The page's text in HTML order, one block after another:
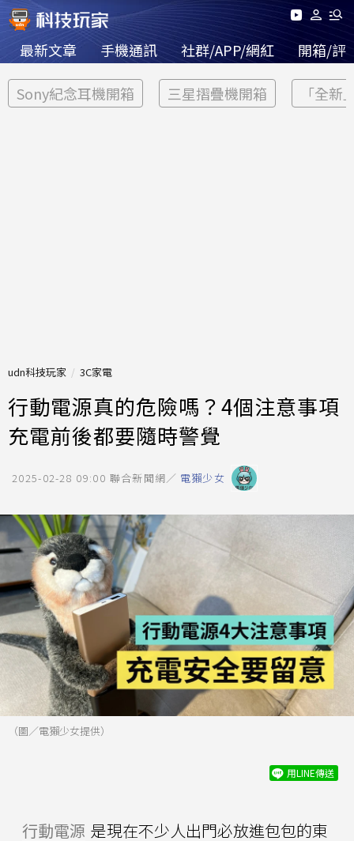
最新文章 手機通訊 社群/APP/網紅 開箱/評
Sony紀念耳機開箱 三星摺疊機開箱 「全新
udn科技玩家 3C家電
行動電源真的危險嗎？4個注意事項
充電前後都要隨時警覺
2025-02-28 09:00 聯合新聞網／ 電獺少女
（圖／電獺少女提供）
用LINE傳送
行動電源 是現在不少人出門必放進包包的東